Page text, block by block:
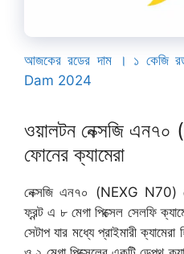
আজকের রডের দাম । ১
Dam 2024
ওয়ালটন নেক্সজি
ফোনের ক্যামেরা
নেক্সজি এন৭০ (NEXG N70)
ফ্রন্ট এ ৮ মেগা পিক্সেল সেলফি
সেটাপ যার মধ্যে প্রাইমারী